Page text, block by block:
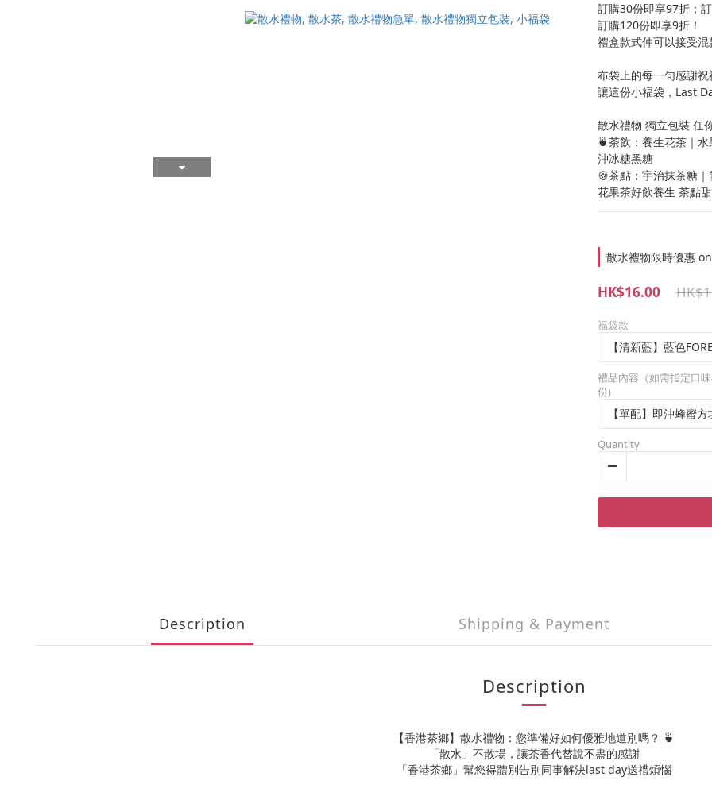
訂購30份即享97折；
訂購120份即享9折！
禮盒款式仲可以接受混
布袋上的每一句感謝
讓這份小福袋，Last
散水禮物 獨立包裝 任
🍵茶飲：養生花茶｜
沖冰糖黑糖
🍪茶點：宇治抹茶糖
花果茶好飲養生 茶點
散水禮物限時優惠
HK$16.00
福袋款
禮品內容（如需指定口
份)
Quantity
Description Shipping & Payment
Description
【香港茶鄉】散水禮物：您準備好如何優雅地道別嗎？ 🍵
「散水」不散場，讓茶香代替說不盡的感謝
「香港茶鄉」幫您得體別告別同事解決last day送禮煩惱